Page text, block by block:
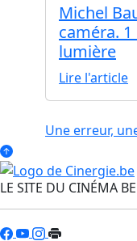
Michel
caméra. 1
lumière
Lire l'article
Une erreur,
LE SITE DU CINÉMA